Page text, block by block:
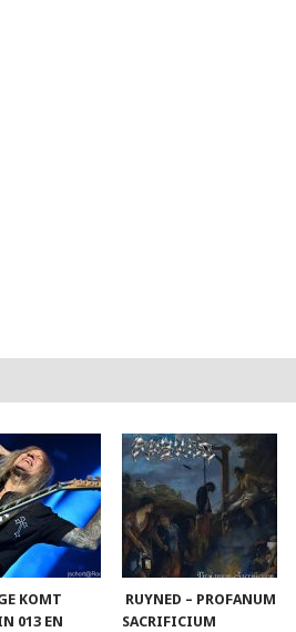
KOMT
013 EN
RUYNED – PROFANUM
SACRIFICIUM